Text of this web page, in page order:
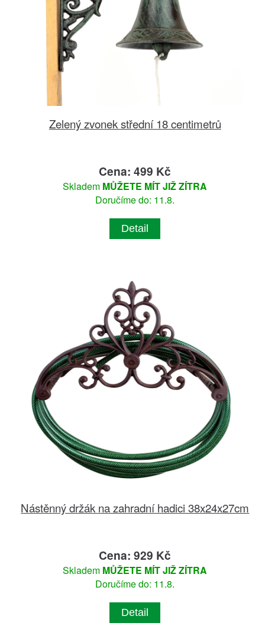
Zelený zvonek střední 18 centimetrů
Cena: 499 Kč
Skladem MŮŽETE MÍT JIŽ ZÍTRA
Doručíme do: 11.8.
Detail
Nástěnný držák na zahradní hadici 38x24x27cm
Cena: 929 Kč
Skladem MŮŽETE MÍT JIŽ ZÍTRA
Doručíme do: 11.8.
Detail